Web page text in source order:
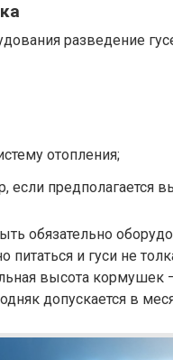
разведение
отопления;
если предполагается
обязательно
питаться и гуси не
высота
допускается в